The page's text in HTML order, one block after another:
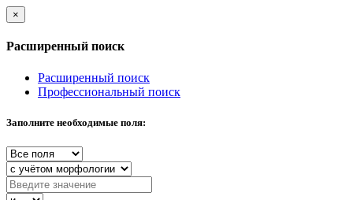
×
Расширенный поиск
Расширенный поиск
Профессиональный поиск
Заполните необходимые поля: